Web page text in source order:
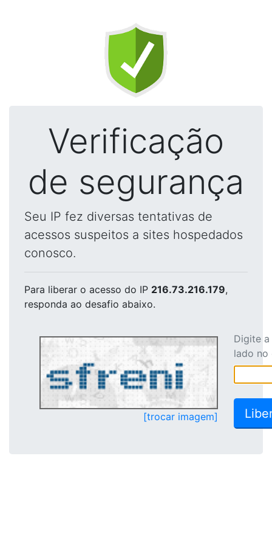
Verificação
de segurança
Seu IP fez diversas tentativas de
acessos suspeitos a sites hospedados
conosco.
Para liberar o acesso do IP 216.73.216.179,
responda ao desafio abaixo.
[trocar imagem]
Digite
lado no